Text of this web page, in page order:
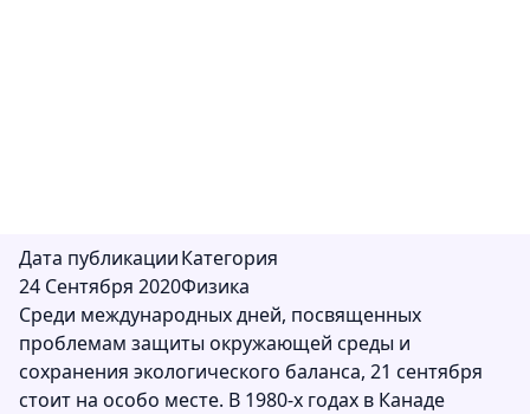
Дата публикации
24 Сентября 2020
Категория
Физика
Среди международных дней, посвященных
проблемам защиты окружающей среды и
сохранения экологического баланса, 21 сентября
стоит на особо месте. В 1980-х годах в Канаде